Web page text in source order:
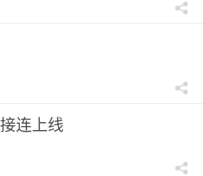
连上线